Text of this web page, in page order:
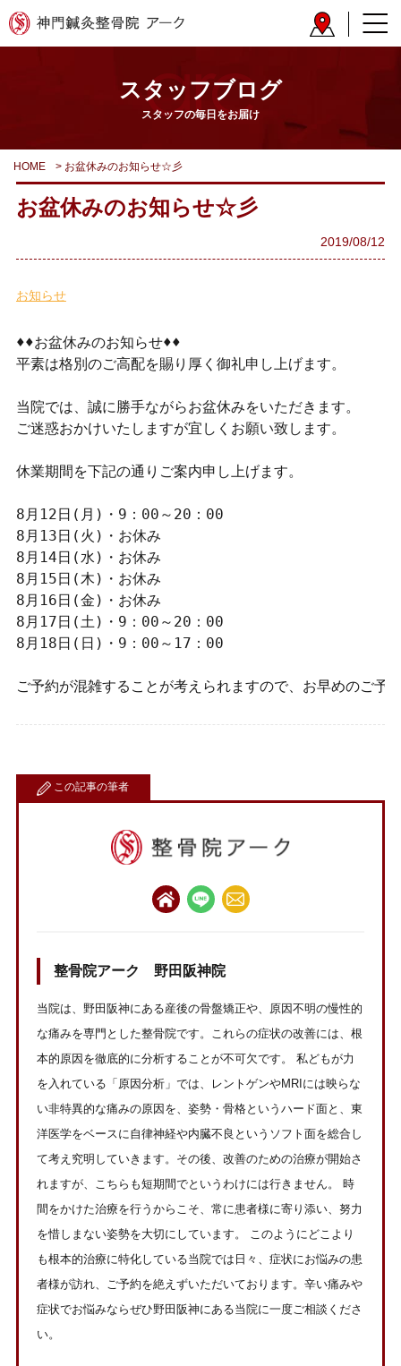
スタッフブログ
スタッフの毎日をお届け
HOME > お盆休みのお知らせ☆彡
お盆休みのお知らせ☆彡
2019/08/12
お知らせ
♦♦お盆休みのお知らせ♦♦
平素は格別のご高配を賜り厚く御礼申し上げます。
当院では、誠に勝手ながらお盆休みをいただきます。
ご迷惑おかけいたしますが宜しくお願い致します。
休業期間を下記の通りご案内申し上げます。
8月12日(月)・9：00～20：00
8月13日(火)・お休み
8月14日(水)・お休み
8月15日(木)・お休み
8月16日(金)・お休み
8月17日(土)・9：00～20：00
8月18日(日)・9：00～17：00
ご予約が混雑することが考えられますので、お早めのご予
この記事の筆者
整骨院アーク 野田阪神院
当院は、野田阪神にある産後の骨盤矯正や、原因不明の慢性的
な痛みを専門とした整骨院です。これらの症状の改善には、根
本的原因を徹底的に分析することが不可欠です。 私どもが力
を入れている「原因分析」では、レントゲンやMRIには映らな
い非特異的な痛みの原因を、姿勢・骨格というハード面と、東
洋医学をベースに自律神経や内臓不良というソフト面を総合し
て考え究明していきます。その後、改善のための治療が開始さ
れますが、こちらも短期間でというわけには行きません。 時
間をかけた治療を行うからこそ、常に患者様に寄り添い、努力
を惜しまない姿勢を大切にしています。 このようにどこより
も根本的治療に特化している当院では日々、症状にお悩みの患
者様が訪れ、ご予約を絶えずいただいております。辛い痛みや
症状でお悩みならぜひ野田阪神にある当院に一度ご相談くださ
い。